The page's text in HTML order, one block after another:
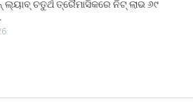
ଲ୍ୟାବ୍ ଚତୁର୍ଥ ତ୍ରୈମାସିକରେ ନିଟ୍ ଲାଭ ୬୯